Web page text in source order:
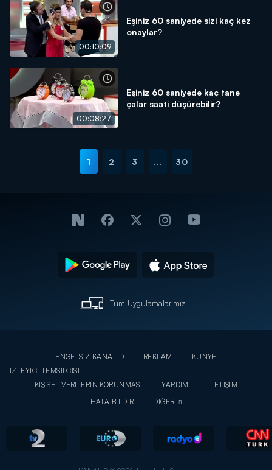
00:10:09
Eşiniz 60 saniyede sizi kaç kez
onaylar?
00:08:27
Eşiniz 60 saniyede kaç tane
çalar saati düşürebilir?
1 2 3 ... 30
Tüm Uygulamalarımız
ENGELSİZ KANAL D REKLAM
KÜNYE
İZLEYİCİ TEMSİLCİSİ
KİŞİSEL VERİLERİN KORUNMASI
YARDIM
İLETİŞİM
HATA BİLDİR
DİĞER